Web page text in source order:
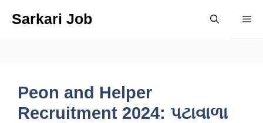
Sarkari Job
Peon and Helper
Recruitment 2024: પટાવાળા